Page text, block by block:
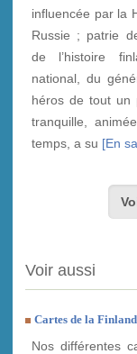
influencée par la
Russie ; patrie
de l’histoire
national, du
héros de tout un
tranquille,
temps, a su [En
Voir aussi
Cartes de la
Nos différentes